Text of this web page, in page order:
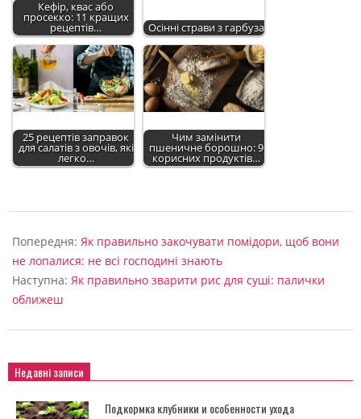
Кефір, квас або
просекко: 11 кращих
рецептів… Осінні страви з гарбуза
25 рецептів заправок
для салатів з овочів, які
легко…
Чим замінити
пшеничне борошно: 9
корисних продуктів…
09-
04
Попередня: Як правильно закочувати помідори, щоб вони
не лопалися: не всі господині знають
Наступна: Як правильно зварити рис для суші: палички
оближеш
Недавні записи
Подкормка клубники и особенности ухода